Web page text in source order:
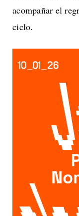
acompañar el
ciclo.